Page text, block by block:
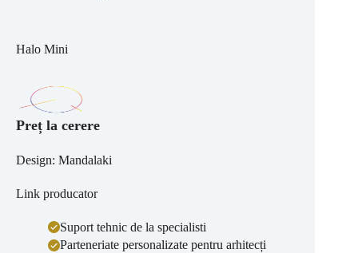
Halo Mini
Preț la cerere
Design: Mandalaki
Link producator
Suport tehnic de la specialisti
Parteneriate personalizate pentru arhitecți